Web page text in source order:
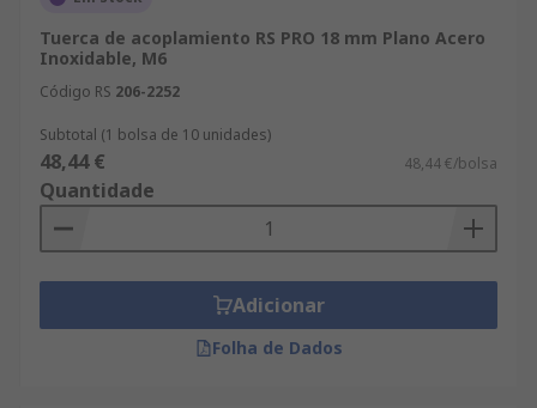
Tuerca de acoplamiento RS PRO 18 mm Plano Acero
Inoxidable, M6
Código RS 206-2252
Subtotal (1 bolsa de 10 unidades)
48,44 € 48,44 €/bolsa
Quantidade
Adicionar
Folha de Dados